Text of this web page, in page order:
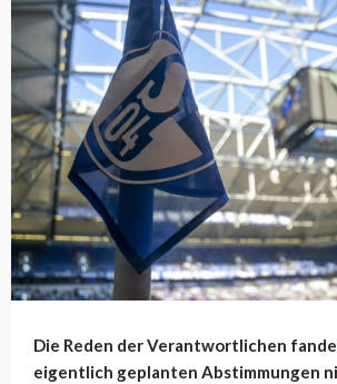
Die Reden der Verantwortlichen
eigentlich geplanten Abstimmungen